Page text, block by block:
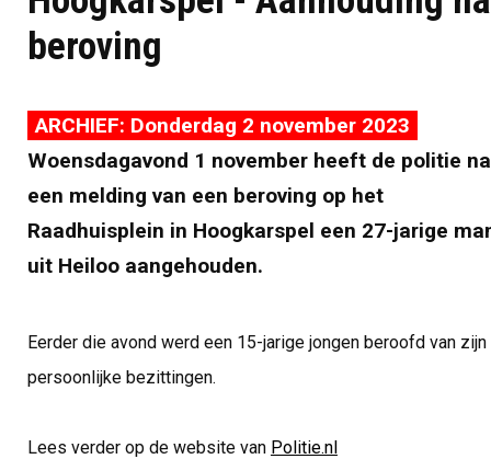
beroving
ARCHIEF: Donderdag 2 november 2023
Woensdagavond 1 november heeft de politie na
een melding van een beroving op het
Raadhuisplein in Hoogkarspel een 27-jarige
uit Heiloo aangehouden.
Eerder die avond werd een 15-jarige jongen beroofd van zijn
persoonlijke bezittingen.
Lees verder op de website van Politie.nl